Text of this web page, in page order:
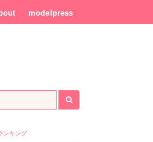
modelpress
ンキング